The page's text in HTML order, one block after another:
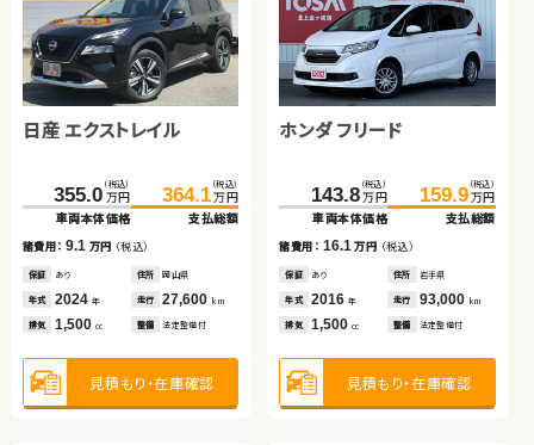
日産 エクストレイル
355.0 （税込）
万円
車両本体価格
364.1 （税込）
万円
支払総額
諸費用：9.1 万円 （税込）
保証 あり 住所 岡山県
年式 2024 年 走行 27,600 km
排気 1,500 cc 整備 法定整備付
見積もり・在庫確認
ホンダ フリード
143.8 （税込）
万円
車両本体価格
159.9 （税込）
万円
支払総額
諸費用： 16.1万円 （税込）
保証 あり 住所 岩手県
年式 2016年 走行 93,000 km
排気 1,500cc 整備 法定整備付
見積もり・在庫確認
トヨタ ヴォクシー
87.3万円
車両本体価格
諸費用：11.5万円 （税込）
保証 なし 住所 宮城県
排気 2,000cc 整備 なし
トヨタ アルファード
389.0万円
車両本体価格
諸費用：12.5万円 （税込）
保証 あり 住所 北海道
排気 2,500cc 整備 法定整備付
トヨタ ヴォクシー ハイブ
433.4
車両本体価格
445.3 万円
支払総額
諸費用：11.9万円（税込）
保証 あり 住所 埼玉県
年式 2024年 走行 23,700km
ホンダ フィット
221.6
車両本体価格
233.7 万円
支払総額
諸費用：12.1万円（税込）
保証 あり 住所 福島県
年式 2018年 走行 23,400km